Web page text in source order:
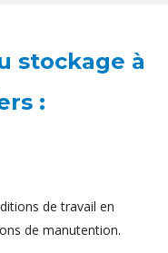
stockage à
:
de travail en
de manutention.